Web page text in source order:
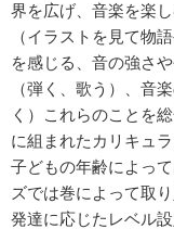
界を広げ、音楽を楽
（イラストを見て物
を感じる、音の強さ
（弾く、歌う）、音
く）これらのことを
に組まれたカリキュラ
子どもの年齢によっ
ズでは巻によって取
発達に応じたレベル